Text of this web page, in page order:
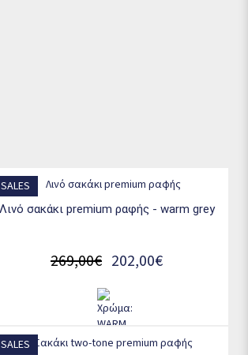
SALES
λινό σακάκι premium ραφής - warm grey
202,00€
269,00€
SALES